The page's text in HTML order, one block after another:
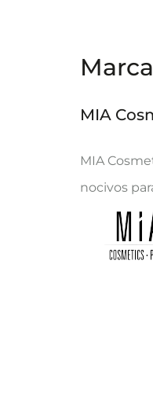
Marca
MIA
MIA
nocivos